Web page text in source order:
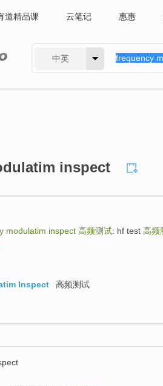
道精品课 云笔记 惠惠
中英
inspect
modulatim inspect 高频测试: hf test 高频
Inspect
高频测试